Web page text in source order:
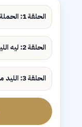
الحلقة 1: الحملة ناجحة... فين البيع؟
الحلقة 2: ليه الليدز مش بتتحول لمبيعات؟
الحلقة 3: الليد مش عميل